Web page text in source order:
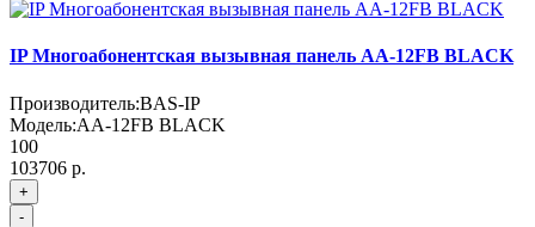
IP Многоабонентская вызывная панель AA-12FB BLACK
Производитель:BAS-IP
Модель:AA-12FB BLACK
100
103706 р.
+
-